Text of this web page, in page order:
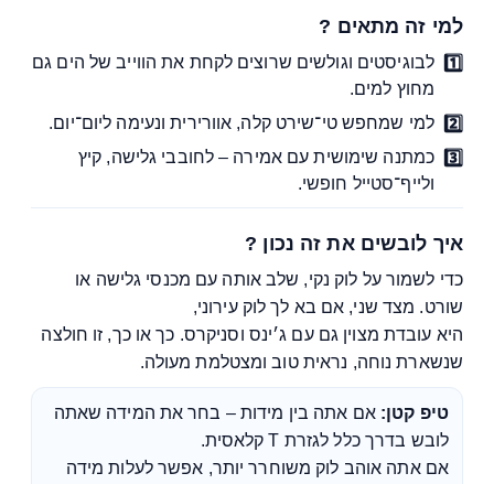
למי זה מתאים ?
לבוגיסטים וגולשים שרוצים לקחת את הווייב של הים גם
מחוץ למים.
למי שמחפש טי־שירט קלה, אוורירית ונעימה ליום־יום.
כמתנה שימושית עם אמירה – לחובבי גלישה, קיץ
ולייף־סטייל חופשי.
איך לובשים את זה נכון ?
כדי לשמור על לוק נקי, שלב אותה עם מכנסי גלישה או
שורט. מצד שני, אם בא לך לוק עירוני,
היא עובדת מצוין גם עם ג׳ינס וסניקרס. כך או כך, זו חולצה
שנשארת נוחה, נראית טוב ומצטלמת מעולה.
טיפ קטן: אם אתה בין מידות – בחר את המידה שאתה
לובש בדרך כלל לגזרת T קלאסית.
אם אתה אוהב לוק משוחרר יותר, אפשר לעלות מידה